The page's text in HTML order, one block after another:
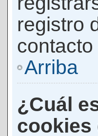
registro
Arriba
¿Cuál
cookies